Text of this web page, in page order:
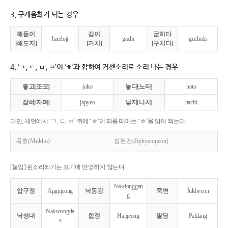
3. 구개음화가 되는 경우
해돋이
[해도지]
haedoji
같이
[가치]
gachi
굳히다
[구치다]
guchida
4. ‘ㄱ, ㄷ, ㅂ, ㅈ’이 ‘ㅎ’과 합하여 거센소리로 소리 나는 경우
좋고[조코] joko 놓다[노타] nota
잡혀[자펴] japyeo 낳지[나치] nachi
다만, 체언에서 ‘ㄱ, ㄷ, ㅂ’ 뒤에 ‘ㅎ’이 따를 때에는 ‘ㅎ’을 밝혀 적는다.
묵호(Mukho) 집현전(Jiphyeonjeon)
[붙임] 된소리되기는 표기에 반영하지 않는다.
압구정 Apgujeong 낙동강
Nakdonggan
g
죽변 Jukbyeon
낙성대
Nakseongda
e
합정 Hapjeong 팔당 Paldang